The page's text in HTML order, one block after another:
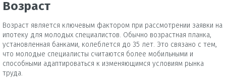
Возраст
Возраст является ключевым фактором при рассмотрении заявки на
ипотеку для молодых специалистов. Обычно возрастная планка,
установленная банками, колеблется до 35 лет. Это связано с тем,
что молодые специалисты считаются более мобильными и
способными адаптироваться к изменяющимся условиям рынка
труда.